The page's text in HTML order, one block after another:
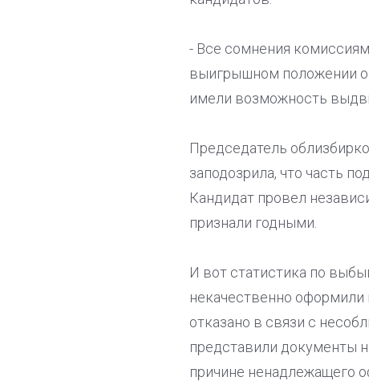
- Все сомнения
выигрышном положении
имели возможность
Председатель
заподозрила, что часть
Кандидат провел
признали годными.
И вот статистика по
некачественно
отказано в связи с
представили документы
причине ненадлежащего